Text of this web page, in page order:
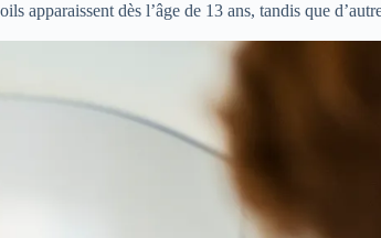
apparaissent dès l’âge de 13 ans, tandis que